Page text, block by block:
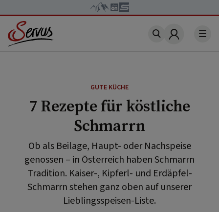
Account
GUTE KÜCHE
7 Rezepte für köstliche
Schmarrn
Ob als Beilage, Haupt- oder Nachspeise
genossen – in Österreich haben Schmarrn
Tradition. Kaiser-, Kipferl- und Erdäpfel-
Schmarrn stehen ganz oben auf unserer
Lieblingsspeisen-Liste.